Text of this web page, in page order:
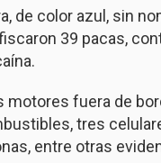
de color azul, sin
39 pacas,
motores fuera de
tres
entre otras